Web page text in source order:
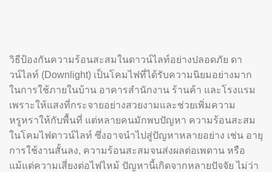
วิธีป้องกันความร้อนสะสมในดาวน์ไลท์อย่างปลอดภัย ดา
วน์ไลท์ (Downlight) เป็นโคมไฟที่ได้รับความนิยมอย่างมาก
ในการใช้ภายในบ้าน อาคารสำนักงาน ร้านค้า และโรงแรม
เพราะให้แสงที่กระจายอย่างสวยงามและช่วยเพิ่มความ
หรูหราให้กับพื้นที่ แต่หลายคนมักพบปัญหา ความร้อนสะสม
ในโคมไฟดาวน์ไลท์ ซึ่งอาจนำไปสู่ปัญหาหลายอย่าง เช่น อายุ
การใช้งานสั้นลง, ความร้อนสะสมจนส่งผลต่อเพดาน หรือ
แม้แต่ความเสี่ยงต่อไฟไหม้ ปัญหานี้เกิดจากหลายปัจจัย ไม่ว่า